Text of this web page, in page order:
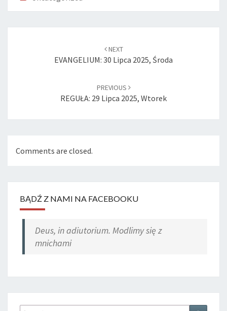
NEXT
EVANGELIUM: 30 Lipca 2025, Środa
PREVIOUS
REGUŁA: 29 Lipca 2025, Wtorek
Comments are closed.
BĄDŹ Z NAMI NA FACEBOOKU
Deus, in adiutorium. Modlimy się z
mnichami